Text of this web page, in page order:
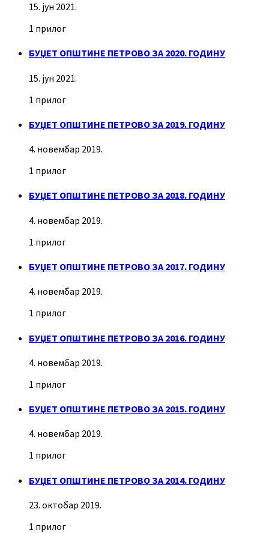
15. јун 2021.
1 прилог
БУЏЕТ ОПШТИНЕ ПЕТРОВО ЗА 2020. ГОДИНУ
15. јун 2021.
1 прилог
БУЏЕТ ОПШТИНЕ ПЕТРОВО ЗА 2019. ГОДИНУ
4. новембар 2019.
1 прилог
БУЏЕТ ОПШТИНЕ ПЕТРОВО ЗА 2018. ГОДИНУ
4. новембар 2019.
1 прилог
БУЏЕТ ОПШТИНЕ ПЕТРОВО ЗА 2017. ГОДИНУ
4. новембар 2019.
1 прилог
БУЏЕТ ОПШТИНЕ ПЕТРОВО ЗА 2016. ГОДИНУ
4. новембар 2019.
1 прилог
БУЏЕТ ОПШТИНЕ ПЕТРОВО ЗА 2015. ГОДИНУ
4. новембар 2019.
1 прилог
БУЏЕТ ОПШТИНЕ ПЕТРОВО ЗА 2014. ГОДИНУ
23. октобар 2019.
1 прилог